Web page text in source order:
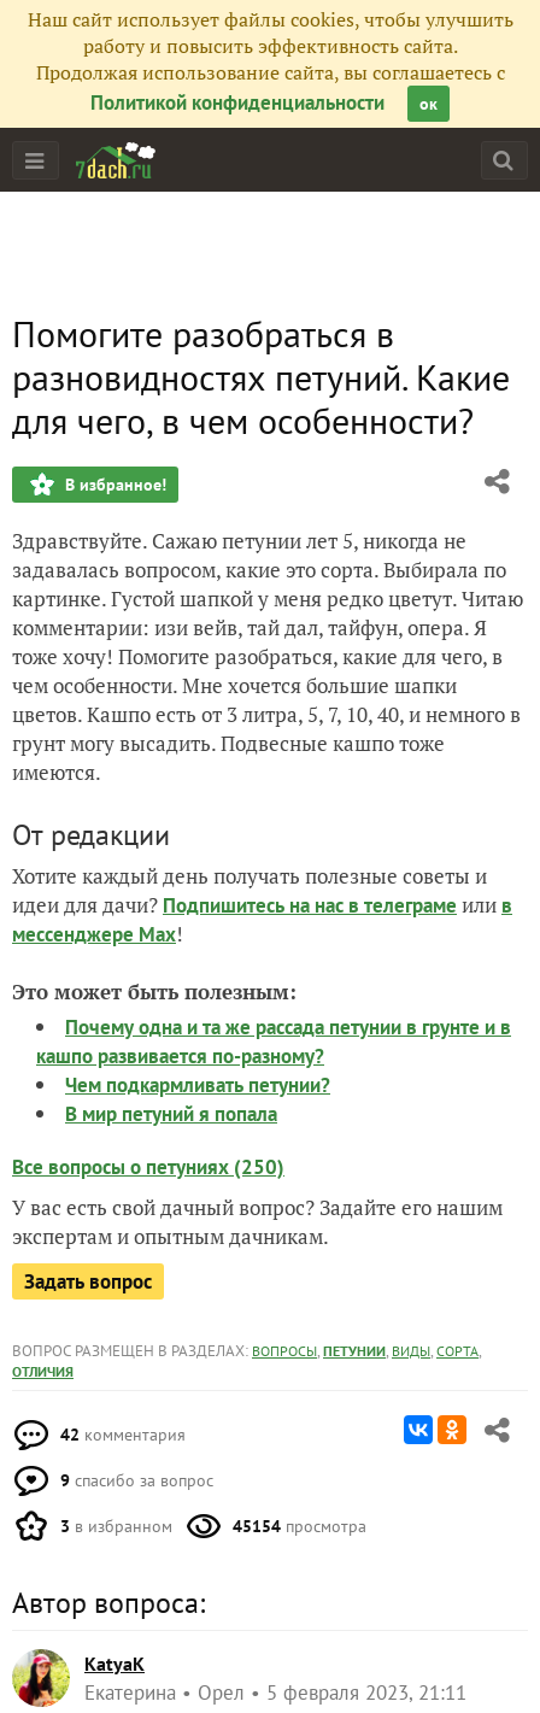
Наш сайт использует файлы cookies, чтобы улучшить
работу и повысить эффективность сайта.
Продолжая использование сайта, вы соглашаетесь с
Политикой конфиденциальности
ок
Помогите разобраться в
разновидностях петуний. Какие
для чего, в чем особенности?
В избранное!
Здравствуйте. Сажаю петунии лет 5, никогда не
задавалась вопросом, какие это сорта. Выбирала по
картинке. Густой шапкой у меня редко цветут. Читаю
комментарии: изи вейв, тай дал, тайфун, опера. Я
тоже хочу! Помогите разобраться, какие для чего, в
чем особенности. Мне хочется большие шапки
цветов. Кашпо есть от 3 литра, 5, 7, 10, 40, и немного в
грунт могу высадить. Подвесные кашпо тоже
имеются.
От редакции
Хотите каждый день получать полезные советы и
идеи для дачи? Подпишитесь на нас в телеграме или в
мессенджере Max!
Это может быть полезным:
Почему одна и та же рассада петунии в грунте и в
кашпо развивается по-разному?
Чем подкармливать петунии?
В мир петуний я попала
Все вопросы о петуниях (250)
У вас есть свой дачный вопрос? Задайте его нашим
экспертам и опытным дачникам.
Задать вопрос
ВОПРОС РАЗМЕЩЕН В РАЗДЕЛАХ: ВОПРОСЫ, ПЕТУНИИ, ВИДЫ, СОРТА,
ОТЛИЧИЯ
42 комментария
9 спасибо за вопрос
3 в избранном 45154 просмотра
Автор вопроса:
KatyaK
Екатерина Орел 5 февраля 2023, 21:11